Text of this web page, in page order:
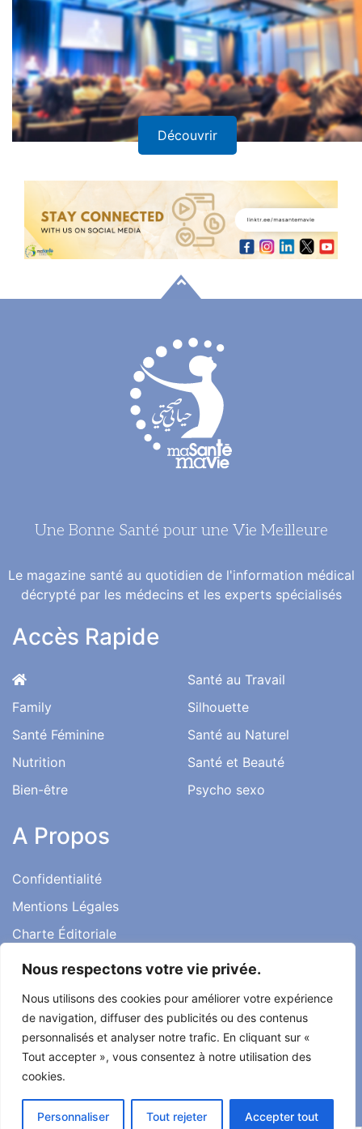
Nous respectons votre vie privée.
Nous utilisons des cookies pour améliorer votre expérience
de navigation, diffuser des publicités ou des contenus
personnalisés et analyser notre trafic. En cliquant sur «
Tout accepter », vous consentez à notre utilisation des
cookies.
Personnaliser Tout rejeter Accepter tout
Découvrir
Une Bonne Santé pour une Vie Meilleure
Le magazine santé au quotidien de l'information médical
décrypté par les médecins et les experts spécialisés
Accès Rapide
Family
Santé Féminine
Nutrition
Bien-être
Santé au Travail
Silhouette
Santé au Naturel
Santé et Beauté
Psycho sexo
A Propos
Confidentialité
Mentions Légales
Charte Éditoriale
Conditions d’utilisation
Témoignages
Tout droit réservé ma santé ma vie 2022
Développé parAlcomnet